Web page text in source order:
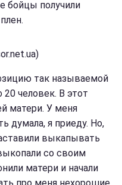
бойцы получили
так называемой
человек. В этот
матери. У меня
думала, я приеду. Но,
выкапывать
со своим
матери и начали